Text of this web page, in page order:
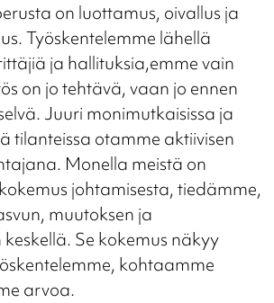
on luottamus, oivallus ja
Työskentelemme lähellä
ja hallituksia,emme vain
on jo tehtävä, vaan jo ennen
Juuri monimutkaisissa ja
tilanteissa otamme aktiivisen
Monella meistä on
johtamisesta, tiedämme,
muutoksen ja
Se kokemus näkyy
kohtaamme
arvoa.